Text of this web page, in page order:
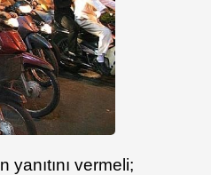
yanıtını vermeli;